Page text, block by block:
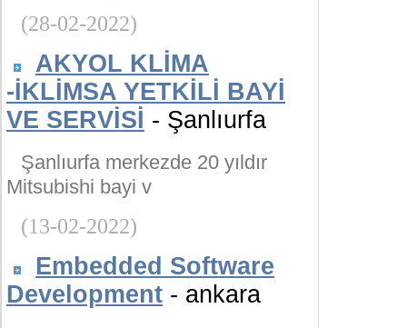
(28-02-2022)
AKYOL KLİMA
-İKLİMSA YETKİLİ BAYİ
VE SERVİSİ - Şanlıurfa
Şanlıurfa merkezde 20 yıldır
Mitsubishi bayi v
(13-02-2022)
Embedded Software
Development - ankara